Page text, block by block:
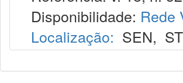
Disponibilidade: Rede
Localização: SEN,